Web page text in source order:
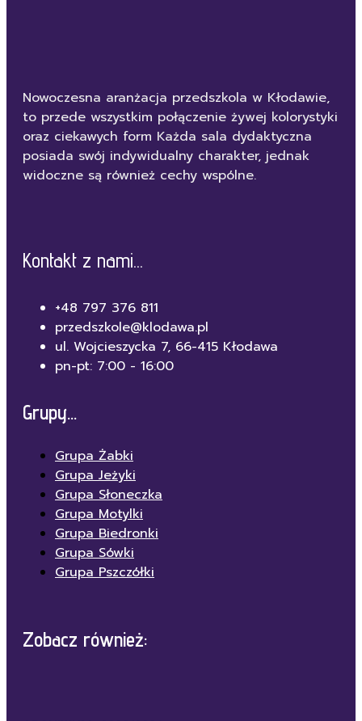
Nowoczesna aranżacja przedszkola w Kłodawie,
to przede wszystkim połączenie żywej kolorystyki
oraz ciekawych form Każda sala dydaktyczna
posiada swój indywidualny charakter, jednak
widoczne są również cechy wspólne.
Kontakt z nami...
+48 797 376 811
przedszkole@klodawa.pl
ul. Wojcieszycka 7, 66-415 Kłodawa
pn-pt: 7:00 - 16:00
Grupy...
Grupa Żabki
Grupa Jeżyki
Grupa Słoneczka
Grupa Motylki
Grupa Biedronki
Grupa Sówki
Grupa Pszczółki
Zobacz również: